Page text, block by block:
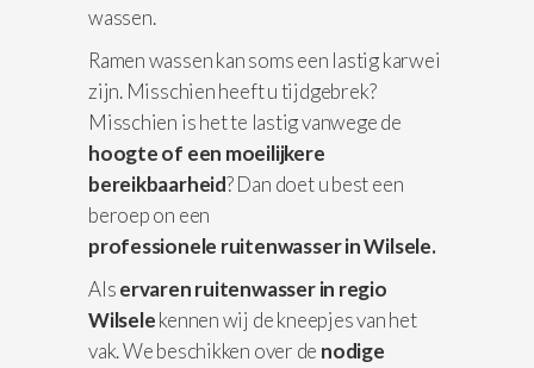
wassen.
Ramen wassen kan soms een lastig karwei
zijn. Misschien heeft u tijdgebrek?
Misschien is het te lastig vanwege de
hoogte of een moeilijkere
bereikbaarheid? Dan doet u best een
beroep on een
professionele ruitenwasser in Wilsele.
Alservaren ruitenwasser in regio
Wilselekennen wij de kneepjes van het
vak. We beschikken over de nodige